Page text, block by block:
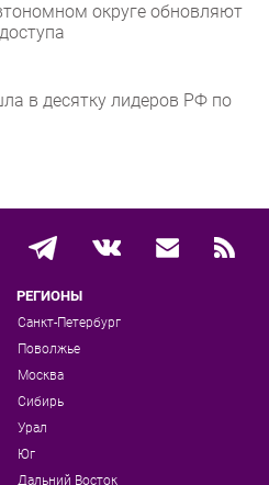
округе обновляют
в десятку лидеров РФ по
РЕГИОНЫ
Санкт-Петербург
Поволжье
Москва
Сибирь
Урал
Юг
Дальний Восток